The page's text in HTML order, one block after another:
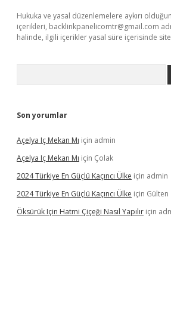
Hukuka ve yasal düzenlemelere aykırı
içerikleri, backlinkpanelicomtr@gmail.com
halinde, ilgili içerikler yasal süre içerisinde
Son yorumlar
Açelya Iç Mekan Mı için admin
Açelya Iç Mekan Mı için Çolak
2024 Türkiye En Güçlü Kaçıncı Ülke için admin
2024 Türkiye En Güçlü Kaçıncı Ülke için Gülten
Öksürük Için Hatmi Çiçeği Nasıl Yapılır için